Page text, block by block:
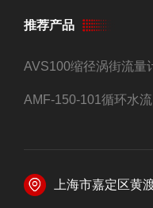
推荐产品
AVS100缩径涡街流量
上海市嘉定区黄